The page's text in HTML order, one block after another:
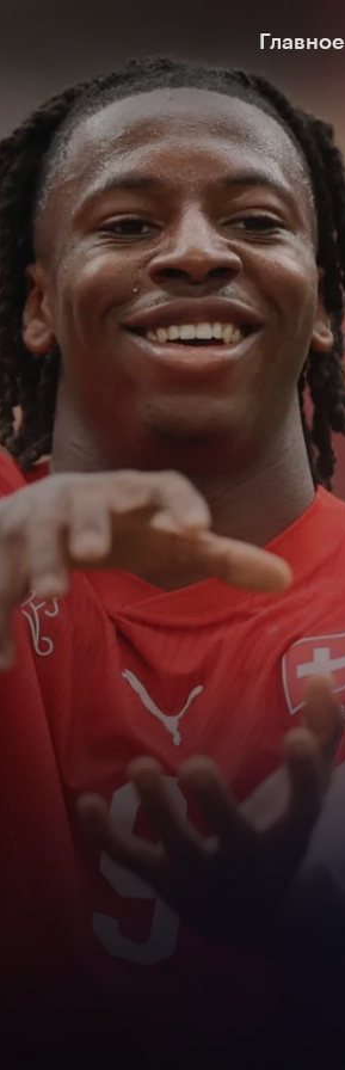
Главное
Главное